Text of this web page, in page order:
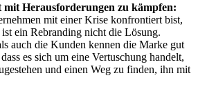
mit Herausforderungen zu kämpfen:
mit einer Krise konfrontiert bist,
ein Rebranding nicht die Lösung.
auch die Kunden kennen die Marke gut
es sich um eine Vertuschung handelt,
und einen Weg zu finden, ihn mit